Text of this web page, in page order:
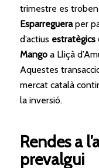
trimestre es
Esparregueraper
d’actius estratègics
Mangoa Lliçà
Aquestes
mercat català
la inversió.
Rendes a
prevalgui